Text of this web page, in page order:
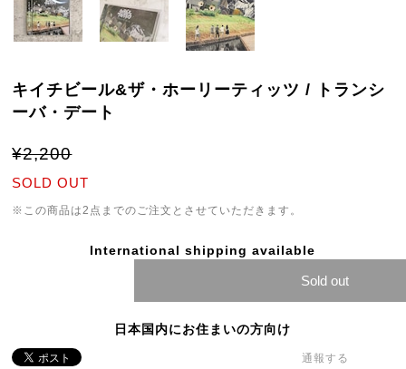
キイチビール&ザ・ホーリーティッツ / トランシ
ーバ・デート
¥2,200
SOLD OUT
※この商品は2点までのご注文とさせていただきます。
International shipping available
Sold out
日本国内にお住まいの方向け
通報する